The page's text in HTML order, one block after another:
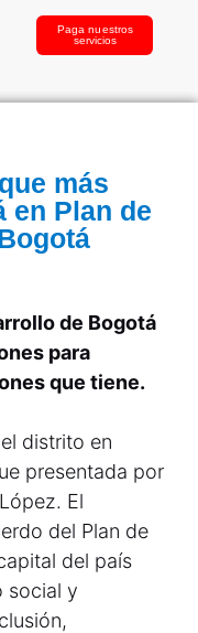
Paga nuestros
servicios
más
en Plan de
de Bogotá
para
que tiene.
distrito en
presentada por
El
del Plan de
del país
social y